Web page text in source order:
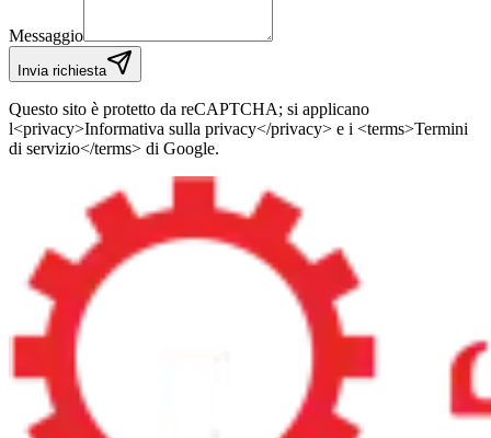
Messaggio
Invia richiesta
Questo sito è protetto da reCAPTCHA; si applicano
l<privacy>Informativa sulla privacy</privacy> e i <terms>Termini
di servizio</terms> di Google.